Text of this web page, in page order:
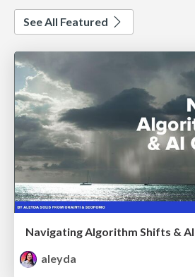
See All Featured
aleyda